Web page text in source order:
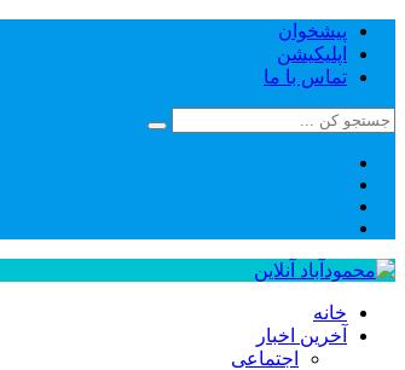
پیشخوان
اپلیکیشن
تماس با ما
خانه
آخرین اخبار
اجتماعی